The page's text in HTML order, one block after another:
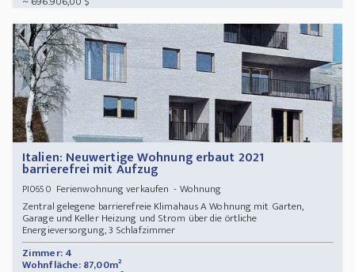
Italien: Neuwertige Wohnung erbaut 2021
barrierefrei mit Aufzug
PI0650 Ferienwohnung verkaufen - Wohnung
Zentral gelegene barrierefreie Klimahaus A Wohnung mit Garten,
Garage und Keller Heizung und Strom über die örtliche
Energieversorgung, 3 Schlafzimmer
Zimmer: 4
Wohnfläche: 87,00m²